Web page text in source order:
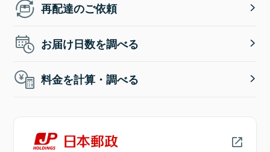
再配達のご依頼
お届け日数を調べる
料金を計算・調べる